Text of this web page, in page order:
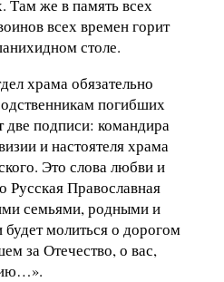
Там же в память всех
всех времен горит
столе.
храма обязательно
погибших
две подписи: командира
и настоятеля храма
Это слова любви и
Русская Православная
семьями, родными и
молиться о дорогом
за Отечество, о вас,